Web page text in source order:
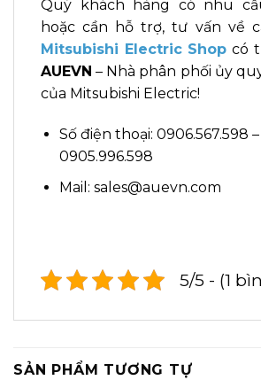
Quý khách hàng có nhu
hoặc cần hỗ trợ, tư vấn về
Mitsubishi Electric Shop có
AUEVN – Nhà phân phối ủy
của Mitsubishi Electric!
Số điện thoại: 0906.567.598 –
0905.996.598
Mail: sales@auevn.com
5/5 - (1
SẢN PHẨM TƯƠNG TỰ